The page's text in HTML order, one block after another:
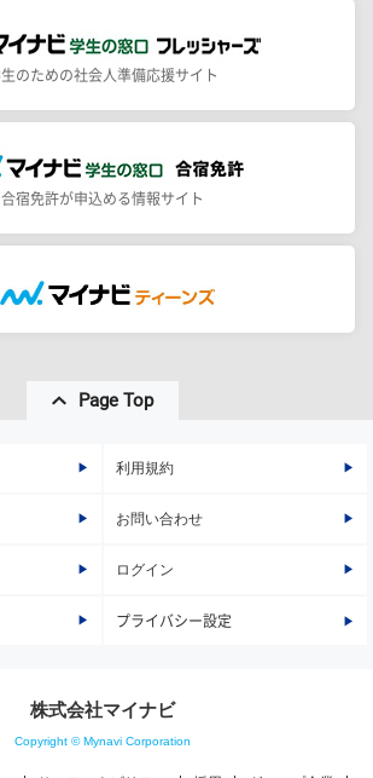
生のための社会人準備応援サイト
合宿免許が申込める情報サイト
Page Top
利用規約
お問い合わせ
ログイン
プライバシー設定
株式会社マイナビ
Copyright © Mynavi Corporation